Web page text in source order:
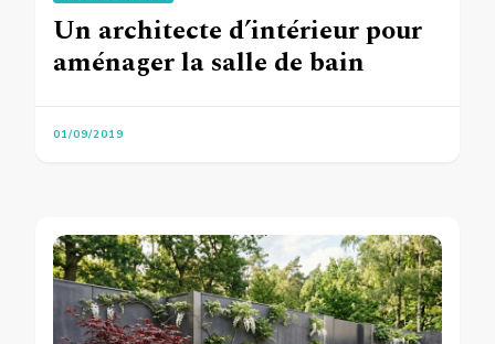
Un architecte d’intérieur pour
aménager la salle de bain
01/09/2019